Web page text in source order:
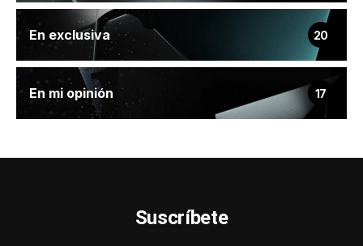
En exclusiva 20
En mi opinión 17
Suscríbete